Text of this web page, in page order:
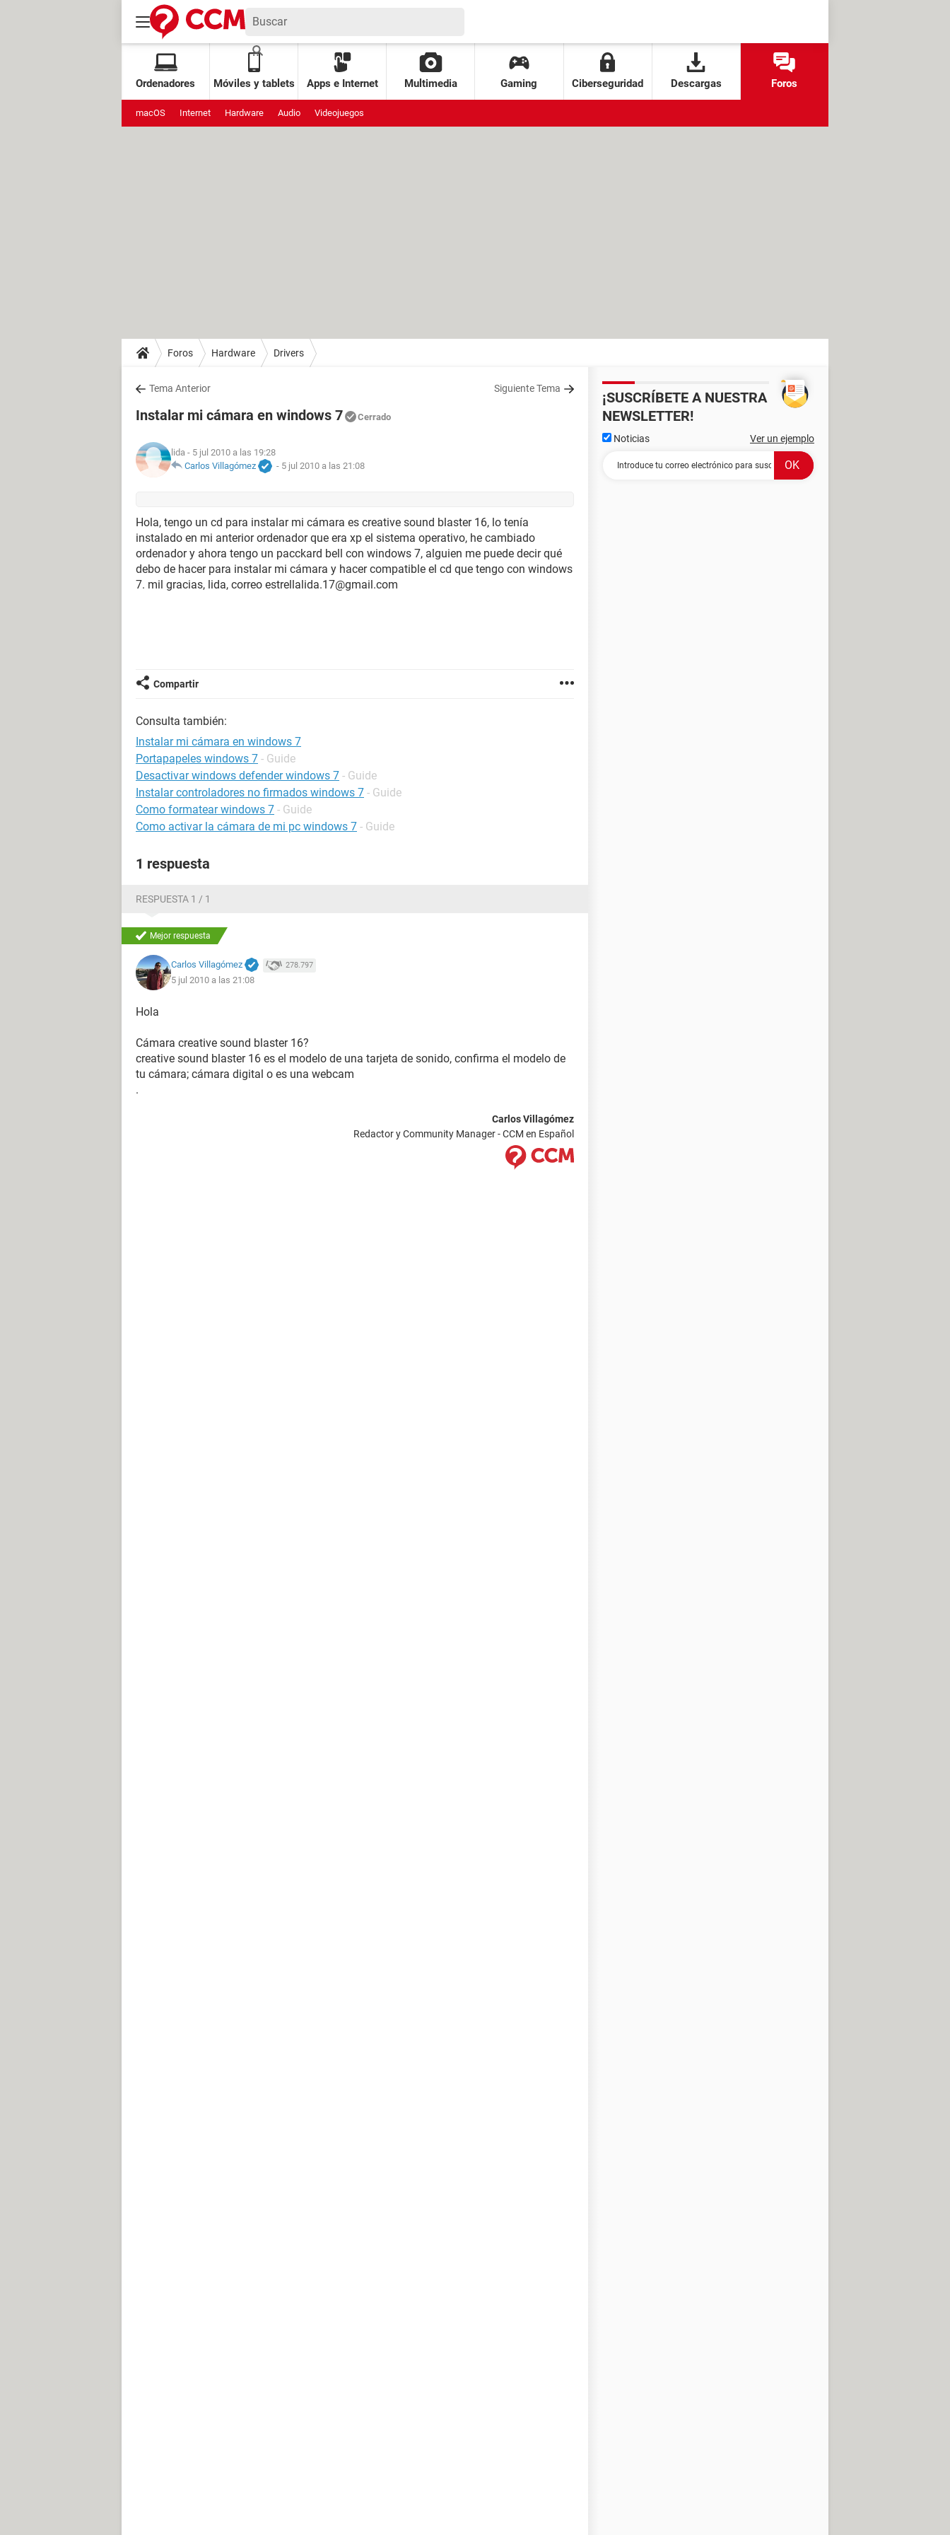
Ordenadores Móviles y tablets Apps e Internet Multimedia Gaming Ciberseguridad Descargas Foros
macOS Internet Hardware Audio Videojuegos
Foros Hardware Drivers
Tema Anterior Siguiente Tema
Instalar mi cámara en windows 7 Cerrado
lida - 5 jul 2010 a las 19:28
Carlos Villagómez
- 5 jul 2010 a las 21:08
Hola, tengo un cd para instalar mi cámara es creative sound blaster 16, lo tenía
instalado en mi anterior ordenador que era xp el sistema operativo, he cambiado
ordenador y ahora tengo un pacckard bell con windows 7, alguien me puede decir qué
debo de hacer para instalar mi cámara y hacer compatible el cd que tengo con windows
7. mil gracias, lida, correo estrellalida.17@gmail.com
Compartir
Consulta también:
Instalar mi cámara en windows 7
Portapapeles windows 7 - Guide
Desactivar windows defender windows 7 - Guide
Instalar controladores no firmados windows 7 - Guide
Como formatear windows 7 - Guide
Como activar la cámara de mi pc windows 7 - Guide
1 respuesta
RESPUESTA 1 / 1
Mejor respuesta
Carlos Villagómez 278.797
5 jul 2010 a las 21:08
Hola
Cámara creative sound blaster 16?
creative sound blaster 16 es el modelo de una tarjeta de sonido, confirma el modelo de
tu cámara; cámara digital o es una webcam
.
Carlos Villagómez
Redactor y Community Manager - CCM en Español
¡SUSCRÍBETE A NUESTRA
NEWSLETTER!
Noticias Ver un ejemplo